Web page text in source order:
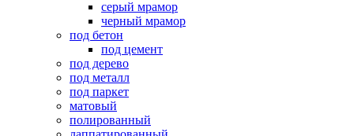
серый мрамор
черный мрамор
под бетон
под цемент
под дерево
под металл
под паркет
матовый
полированный